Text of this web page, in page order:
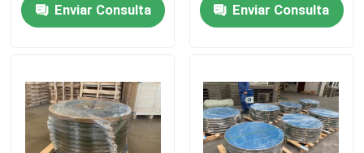
304 tiras de acero inoxidables
tiras de acero inoxidables 304L
Enviar Consulta
Enviar Consulta